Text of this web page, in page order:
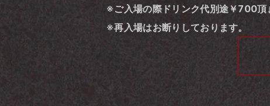
※ご入場の際ドリンク代別途￥700頂
※再入場はお断りしております。